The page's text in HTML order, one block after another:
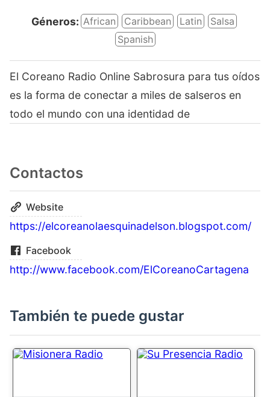
Géneros: African Caribbean Latin
Salsa
Spanish
El Coreano Radio Online Sabrosura para tus oídos
es la forma de conectar a miles de salseros en
todo el mundo con una identidad de
Contactos
Website
https://elcoreanolaesquinadelson.blogspot.com/
Facebook
http://www.facebook.com/ElCoreanoCartagena
También te puede gustar